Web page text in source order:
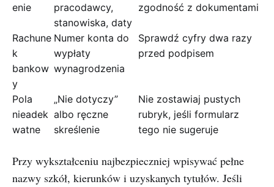
enie
pracodawcy,
stanowiska, daty
zgodność z dokumentami
Rachune
k
bankow
y
Numer konta do
wypłaty
wynagrodzenia
Sprawdź cyfry dwa razy
przed podpisem
Pola
nieadek
watne
„Nie dotyczy”
albo ręczne
skreślenie
Nie zostawiaj pustych
rubryk, jeśli formularz
tego nie sugeruje
Przy wykształceniu najbezpieczniej wpisywać pełne
nazwy szkół, kierunków i uzyskanych tytułów. Jeśli